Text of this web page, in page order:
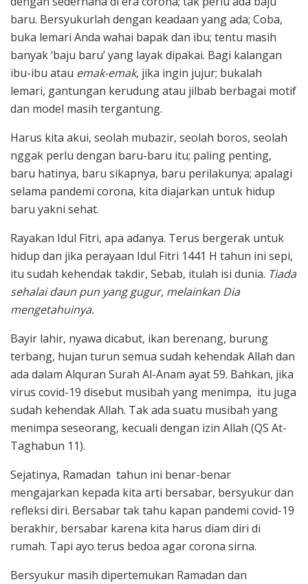
baru. Bersyukurlah dengan keadaan yang ada; Coba,
buka lemari Anda wahai bapak dan ibu; tentu masih
banyak ‘baju baru’ yang layak dipakai. Bagi kalangan
ibu-ibu atau emak-emak, jika ingin jujur; bukalah
lemari, gantungan kerudung atau jilbab berbagai motif
dan model masih tergantung.
Harus kita akui, seolah mubazir, seolah boros, seolah
nggak perlu dengan baru-baru itu; paling penting,
baru hatinya, baru sikapnya, baru perilakunya; apalagi
selama pandemi corona, kita diajarkan untuk hidup
baru yakni sehat.
Rayakan Idul Fitri, apa adanya. Terus bergerak untuk
hidup dan jika perayaan Idul Fitri 1441 H tahun ini sepi,
itu sudah kehendak takdir, Sebab, itulah isi dunia. Tiada
sehalai daun pun yang gugur, melainkan Dia
mengetahuinya.
Bayir lahir, nyawa dicabut, ikan berenang, burung
terbang, hujan turun semua sudah kehendak Allah dan
ada dalam Alquran Surah Al-Anam ayat 59. Bahkan, jika
virus covid-19 disebut musibah yang menimpa, itu juga
sudah kehendak Allah. Tak ada suatu musibah yang
menimpa seseorang, kecuali dengan izin Allah (QS At-
Taghabun 11).
Sejatinya, Ramadan tahun ini benar-benar
mengajarkan kepada kita arti bersabar, bersyukur dan
refleksi diri. Bersabar tak tahu kapan pandemi covid-19
berakhir, bersabar karena kita harus diam diri di
rumah. Tapi ayo terus bedoa agar corona sirna.
Bersyukur masih dipertemukan Ramadan dan